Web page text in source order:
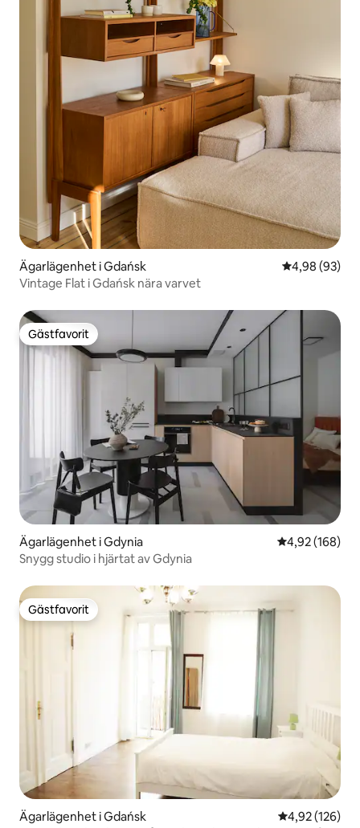
Ägarlägenhet i Gdańsk 4,98 av 5 i
4,98 (93)
Vintage Flat i Gdańsk nära varvet
Gästfavorit
Gästfavorit
Ägarlägenhet i Gdynia 4,92 av 5 i
4,92 (168)
Snygg studio i hjärtat av Gdynia
Gästfavorit
Gästfavorit
Ägarlägenhet i Gdańsk 4,92 av 5 i
4,92 (126)